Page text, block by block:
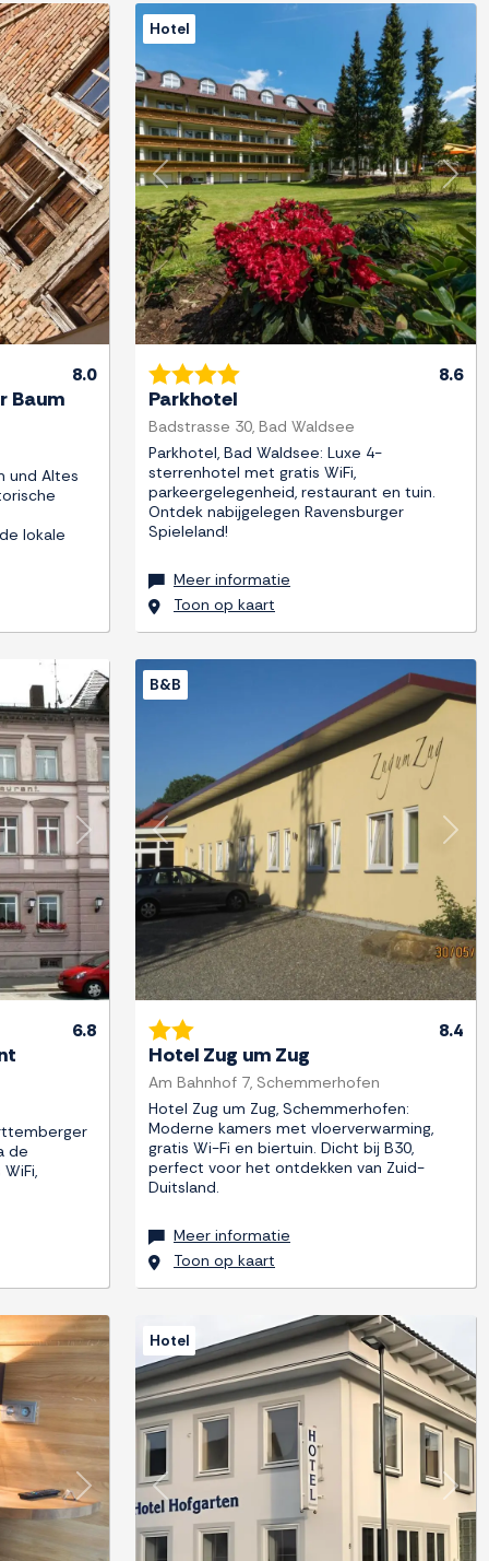
Next
8.0
Baum
und Altes
lokale
Previous Next
Hotel
8.6
Parkhotel
Badstrasse 30, Bad Waldsee
Parkhotel, Bad Waldsee: Luxe 4-
sterrenhotel met gratis WiFi,
parkeergelegenheid, restaurant en tuin.
Ontdek nabijgelegen Ravensburger
Spieleland!
Meer informatie
Toon op kaart
Next
6.8
de
Previous Next
B&B
8.4
Hotel Zug um Zug
Am Bahnhof 7, Schemmerhofen
Hotel Zug um Zug, Schemmerhofen:
Moderne kamers met vloerverwarming,
gratis Wi-Fi en biertuin. Dicht bij B30,
perfect voor het ontdekken van Zuid-
Duitsland.
Meer informatie
Toon op kaart
Next Previous Next
Hotel